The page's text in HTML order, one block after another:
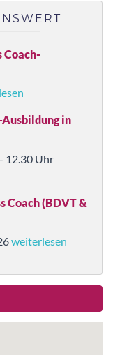
Coach-
Ausbildung in
12.30 Uhr
Coach (BDVT &
weiterlesen